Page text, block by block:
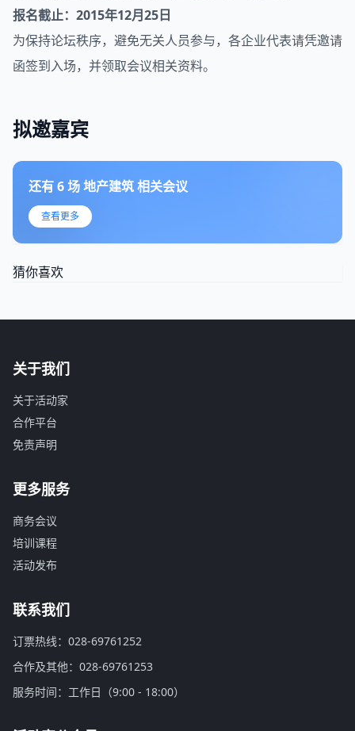
报名截止：2015年12月25日
为保持论坛秩序，避免无关人员参与，各企业代表请凭邀请
函签到入场，并领取会议相关资料。
拟邀嘉宾
还有6场地产建筑相关会议
查看更多
猜你喜欢
关于我们
关于活动家
合作平台
免责声明
更多服务
商务会议
培训课程
活动发布
联系我们
订票热线：028-69761252
合作及其他：028-69761253
服务时间：工作日（9:00 - 18:00）